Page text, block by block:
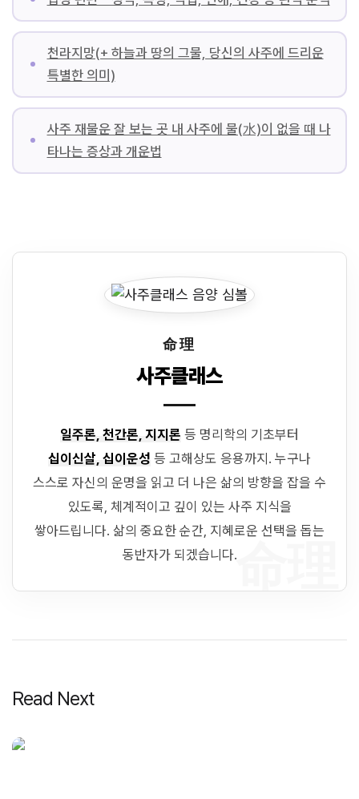
천라지망(+ 하늘과 땅의 그물, 당신의 사주에 드리운
특별한 의미)
사주 재물운 잘 보는 곳 내 사주에 물(水)이 없을 때 나
타나는 증상과 개운법
命理
命理
사주클래스
일주론, 천간론, 지지론 등 명리학의 기초부터
십이신살, 십이운성 등 고해상도 응용까지. 누구나
스스로 자신의 운명을 읽고 더 나은 삶의 방향을 잡을 수
있도록, 체계적이고 깊이 있는 사주 지식을
쌓아드립니다. 삶의 중요한 순간, 지혜로운 선택을 돕는
동반자가 되겠습니다.
Read Next